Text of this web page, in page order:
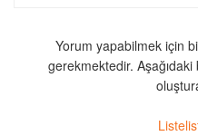
Yorum yapabilmek için
gerekmektedir.